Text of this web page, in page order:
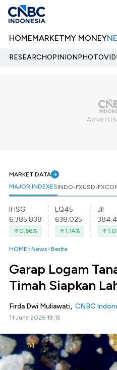
HOMEMARKETMY MONEY
RESEARCHOPINIONPHOTO
MARKET DATA
MAJOR INDEXESINDO-FXUSD-FX
IHSG
6,385.838
0.66%
LQ45
638.025
1.14%
JII
HOME News Berita
Garap Logam
Timah Siapkan
Firda Dwi Muliawati, CNBC
11 June 2026 19:15